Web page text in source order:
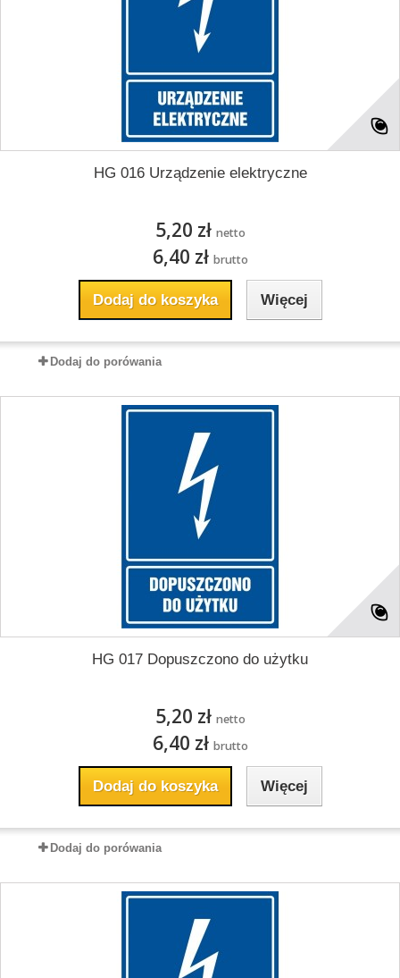
HG 016 Urządzenie elektryczne
5,20 zł netto
6,40 zł brutto
Dodaj do koszyka Więcej
Dodaj do porówania
HG 017 Dopuszczono do użytku
5,20 zł netto
6,40 zł brutto
Dodaj do koszyka Więcej
Dodaj do porówania